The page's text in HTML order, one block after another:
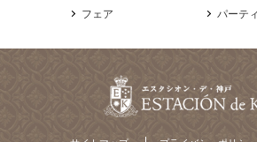
フェア
パーテ